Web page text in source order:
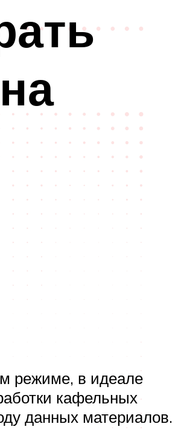
режиме, в идеале
кафельных
данных материалов.